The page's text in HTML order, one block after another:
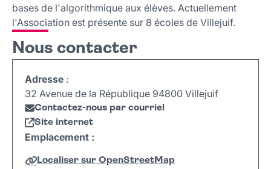
bases de l'algorithmique aux élèves. Actuellement
l'Association est présente sur 8 écoles de Villejuif.
Nous contacter
Adresse :
32 Avenue de la République 94800 Villejuif
Contactez-nous par courriel
Site internet
Emplacement :
Localiser sur OpenStreetMap
Leaflet